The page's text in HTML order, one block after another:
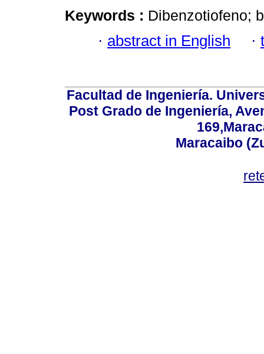
Keywords : Dibenzotiofeno;
· abstract in English ·
Facultad de Ingeniería.
Post Grado de Ingeniería,
Maracaibo